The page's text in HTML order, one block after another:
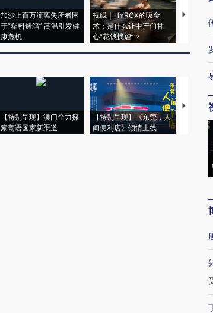
加沙上百万流离失所者困
于“塑料烤箱” 高温引发健
康危机
视线｜HYROX的吸金
术：是什么让中产们甘
心“花钱找虐”？
马航飞
粒摇头
【特别呈现】澳门全力探
索葡语国家新渠道
【特别呈现】《东莞，人
间便利店》倾情上线
【推广